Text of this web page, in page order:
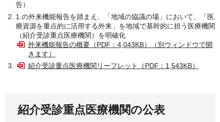
告）
1.の外来機能報告を踏まえ、「地域の協議の場」において、「医
療資源を重点的に活用する外来」を地域で基幹的に担う医療機関
（紹介受診重点医療機関）を明確化
外来機能報告の概要（PDF：4,043KB）（別ウィンドウで開
きます）
紹介受診重点医療機関リーフレット（PDF：1,543KB）
紹介受診重点医療機関の公表